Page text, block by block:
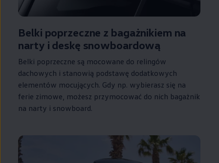
Belki poprzeczne z bagażnikiem na
narty i deskę snowboardową
Belki poprzeczne są mocowane do relingów
dachowych i stanowią podstawę dodatkowych
elementów mocujących. Gdy np. wybierasz się na
ferie zimowe, możesz przymocować do nich bagażnik
na narty i snowboard.